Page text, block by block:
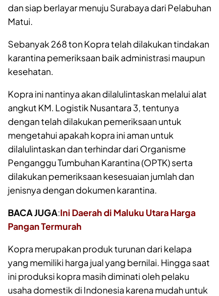
dan siap berlayar menuju Surabaya dari Pelabuhan
Matui.
Sebanyak 268 ton Kopra telah dilakukan tindakan
karantina pemeriksaan baik administrasi maupun
kesehatan.
Kopra ini nantinya akan dilalulintaskan melalui alat
angkut KM. Logistik Nusantara 3, tentunya
dengan telah dilakukan pemeriksaan untuk
mengetahui apakah kopra ini aman untuk
dilalulintaskan dan terhindar dari Organisme
Penganggu Tumbuhan Karantina (OPTK) serta
dilakukan pemeriksaan kesesuaian jumlah dan
jenisnya dengan dokumen karantina.
BACA JUGA:Ini Daerah di Maluku Utara Harga
Pangan Termurah
Kopra merupakan produk turunan dari kelapa
yang memiliki harga jual yang bernilai. Hingga saat
ini produksi kopra masih diminati oleh pelaku
usaha domestik di Indonesia karena mudah untuk